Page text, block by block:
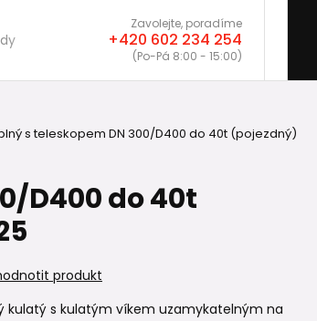
Zavolejte, poradíme
+420 602 234 254
(Po-Pá 8:00 - 15:00)
s teleskopem DN 300/D400 do 40t (pojezdný)
D400 do 40t
produkt
kulatý s kulatým víkem uzamykatelným na